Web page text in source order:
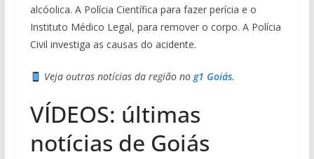
alcóolica. A Polícia Científica para fazer perícia e o
Instituto Médico Legal, para remover o corpo. A Polícia
Civil investiga as causas do acidente.
Veja outras notícias da região no g1 Goiás.
VÍDEOS: últimas
notícias de Goiás